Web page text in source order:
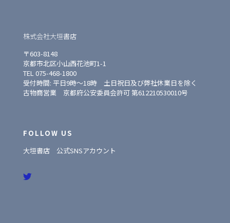
株式会社大垣書店
〒603-8148
京都市北区小山西花池町1-1
TEL 075-468-1800
受付時間: 平日9時〜18時 土日祝日及び弊社休業日を除く
古物商営業 京都府公安委員会許可 第612210530010号
FOLLOW US
大垣書店 公式SNSアカウント